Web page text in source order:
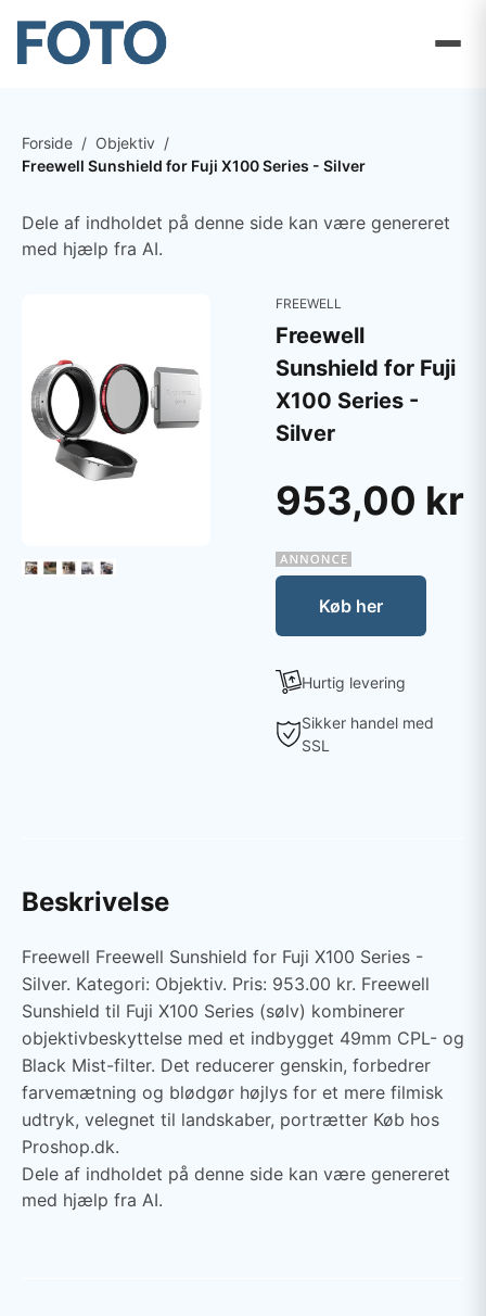
Forside / Objektiv /
Freewell Sunshield for Fuji X100 Series - Silver
Dele af indholdet på denne side kan være genereret
med hjælp fra AI.
FREEWELL
Freewell
Sunshield for Fuji
X100 Series -
Silver
953,00 kr
Køb her
Hurtig levering
Sikker handel med
SSL
Beskrivelse
Freewell Freewell Sunshield for Fuji X100 Series -
Silver. Kategori: Objektiv. Pris: 953.00 kr. Freewell
Sunshield til Fuji X100 Series (sølv) kombinerer
objektivbeskyttelse med et indbygget 49mm CPL- og
Black Mist-filter. Det reducerer genskin, forbedrer
farvemætning og blødgør højlys for et mere filmisk
udtryk, velegnet til landskaber, portrætter Køb hos
Proshop.dk.
Dele af indholdet på denne side kan være genereret
med hjælp fra AI.